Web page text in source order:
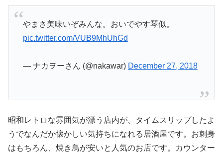
やまさ美味いぞみんな。おいでやす琴似。
pic.twitter.com/VUB9MhUhGd
— ナカヲーさん (@nakawar) December 27, 2018
昭和レトロな雰囲気が漂う店内が、タイムスリップしたよ
うでなんだか懐かしい気持ちになれる居酒屋です。お刺身
はもちろん、焼き鳥が安いと人気のお店です。カウンター